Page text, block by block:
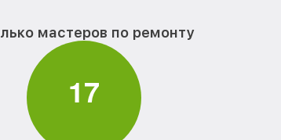
мастеров по ремонту
17